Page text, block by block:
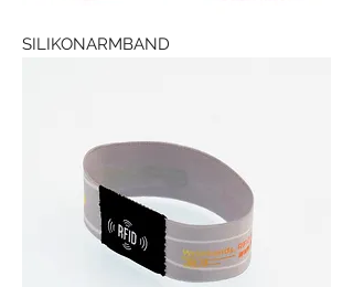
SILIKONARMBAND